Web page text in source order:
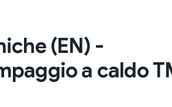
(EN) -
a caldo